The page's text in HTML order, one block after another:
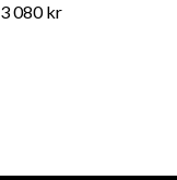
3 080 kr